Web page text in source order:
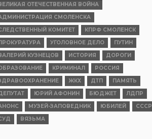
ОТЕЧЕСТВЕННАЯ ВОЙНА
СМОЛЕНСКА
КОМИТЕТ
КПРФ СМОЛЕНСК
УГОЛОВНОЕ ДЕЛО
ПУТИН
КУЗНЕЦОВ
ИСТОРИЯ
ДОРОГИ
КРИМИНАЛ
РОССИЯ
ЖКХ ДТП
ПАМЯТЬ
ЮРИЙ АФОНИН БЮДЖЕТ
ЛДПР
МУЗЕЙ-ЗАПОВЕДНИК ЮБИЛЕЙ
СССР
ВЯЗЬМА